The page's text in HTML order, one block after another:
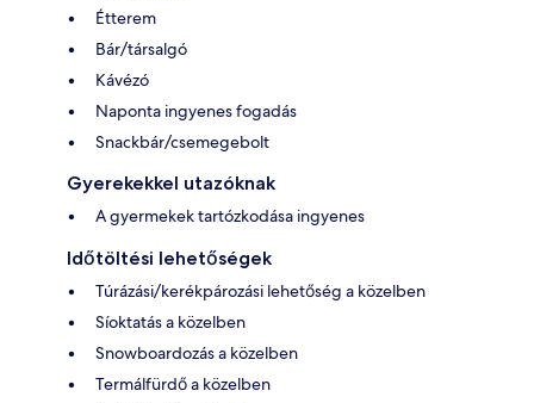
Étterem
Bár/társalgó
Kávézó
Naponta ingyenes fogadás
Snackbár/csemegebolt
Gyerekekkel utazóknak
A gyermekek tartózkodása ingyenes
Időtöltési lehetőségek
Túrázási/kerékpározási lehetőség a közelben
Síoktatás a közelben
Snowboardozás a közelben
Termálfürdő a közelben